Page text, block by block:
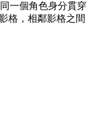
一個角色身分貫穿
格，相鄰影格之間